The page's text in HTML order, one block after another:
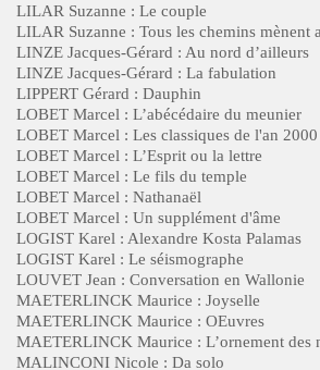
LILAR Suzanne : Le couple
LILAR Suzanne : Tous les chemins mènent
LINZE Jacques-Gérard : Au nord d’ailleurs
LINZE Jacques-Gérard : La fabulation
LIPPERT Gérard : Dauphin
LOBET Marcel : L’abécédaire du meunier
LOBET Marcel : Les classiques de l'an 2000
LOBET Marcel : L’Esprit ou la lettre
LOBET Marcel : Le fils du temple
LOBET Marcel : Nathanaël
LOBET Marcel : Un supplément d'âme
LOGIST Karel : Alexandre Kosta Palamas
LOGIST Karel : Le séismographe
LOUVET Jean : Conversation en Wallonie
MAETERLINCK Maurice : Joyselle
MAETERLINCK Maurice : OEuvres
MAETERLINCK Maurice : L’ornement des
MALINCONI Nicole : Da solo